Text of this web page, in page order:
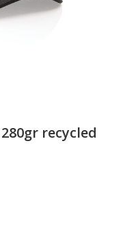
recycled